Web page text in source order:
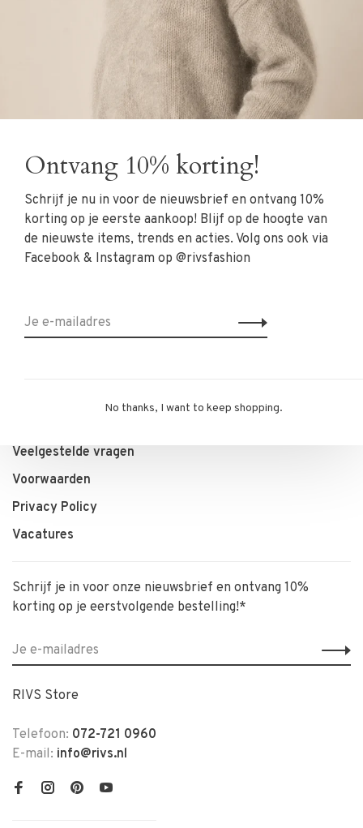
Toon 1 - 0 van 0
Kleding
Schoenen
Accessoires
SALE
Over ons
Contact
Veelgestelde vragen
Voorwaarden
Privacy Policy
Vacatures
Schrijf je in voor onze nieuwsbrief en ontvang 10%
korting op je eerstvolgende bestelling!*
RIVS Store
Telefoon: 072-721 0960
E-mail: info@rivs.nl
Ontvang 10% korting!
Schrijf je nu in voor de nieuwsbrief en ontvang 10%
korting op je eerste aankoop! Blijf op de hoogte van
de nieuwste items, trends en acties. Volg ons ook via
Facebook & Instagram op @rivsfashion
No thanks, I want to keep shopping.